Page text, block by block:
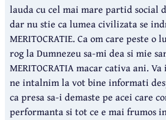
lauda cu cel mai mare partid social
dar nu stie ca lumea civilizata se
MERITOCRATIE. Ca om care peste o
rog la Dumnezeu sa-mi dea si mie
MERITOCRATIA macar cativa ani.
ne intalnim la vot bine informati
ca presa sa-i demaste pe acei care
performanta si tot ce e mai frumos